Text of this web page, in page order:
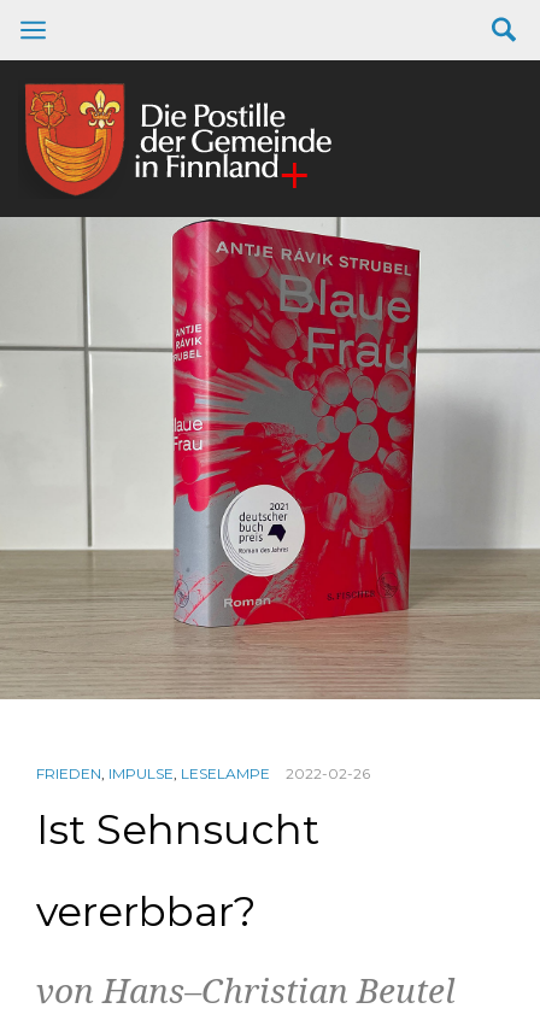
FRIEDEN, IMPULSE, LESELAMPE 2022-02-26
Ist Sehnsucht
vererbbar?
von Hans–Christian Beutel